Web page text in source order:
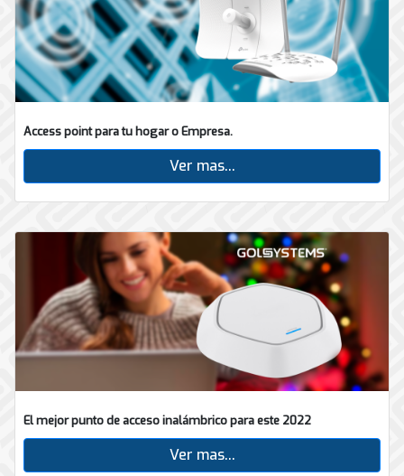
Access point para tu hogar o Empresa.
Ver mas...
El mejor punto de acceso inalámbrico para este 2022
Ver mas...